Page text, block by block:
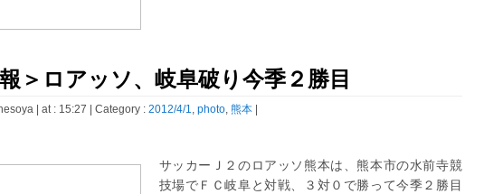
＞ロアッソ、岐阜破り今季２勝目
| at : 15:27 | Category : 2012/4/1, photo, 熊本
サッカーＪ２のロアッソ熊本は、熊本市の水前寺競
技場でＦＣ岐阜と対戦、３対０で勝って今季２勝目